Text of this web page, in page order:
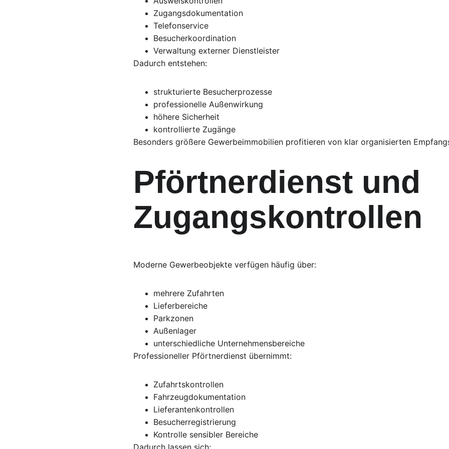
Zugangsdokumentation
Telefonservice
Besucherkoordination
Verwaltung externer Dienstleister
Dadurch entstehen:
strukturierte Besucherprozesse
professionelle Außenwirkung
höhere Sicherheit
kontrollierte Zugänge
Besonders größere Gewerbeimmobilien profitieren von klar organisierten
Pförtnerdienst und
Zugangskontrollen
Moderne Gewerbeobjekte verfügen häufig über:
mehrere Zufahrten
Lieferbereiche
Parkzonen
Außenlager
unterschiedliche Unternehmensbereiche
Professioneller Pförtnerdienst übernimmt:
Zufahrtskontrollen
Fahrzeugdokumentation
Lieferantenkontrollen
Besucherregistrierung
Kontrolle sensibler Bereiche
Dadurch lassen sich: